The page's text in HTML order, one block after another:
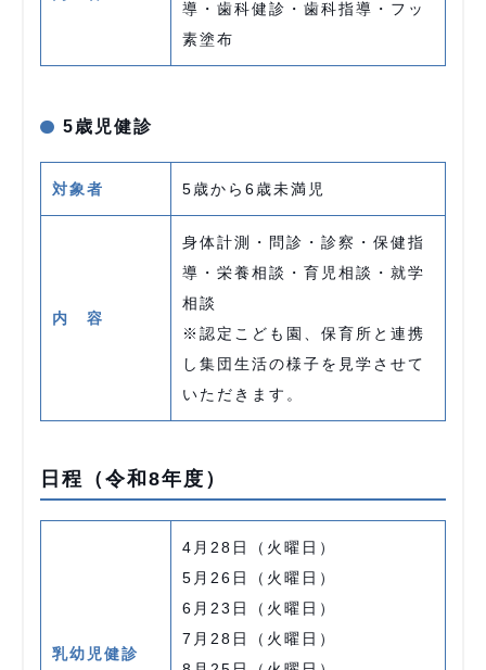
導・歯科健診・歯科指導・フッ
素塗布
5歳児健診
対象者 5歳から6歳未満児
内 容
身体計測・問診・診察・保健指
導・栄養相談・育児相談・就学
相談
※認定こども園、保育所と連携
し集団生活の様子を見学させて
いただきます。
日程（令和8年度）
乳幼児健診
4月28日（火曜日）
5月26日（火曜日）
6月23日（火曜日）
7月28日（火曜日）